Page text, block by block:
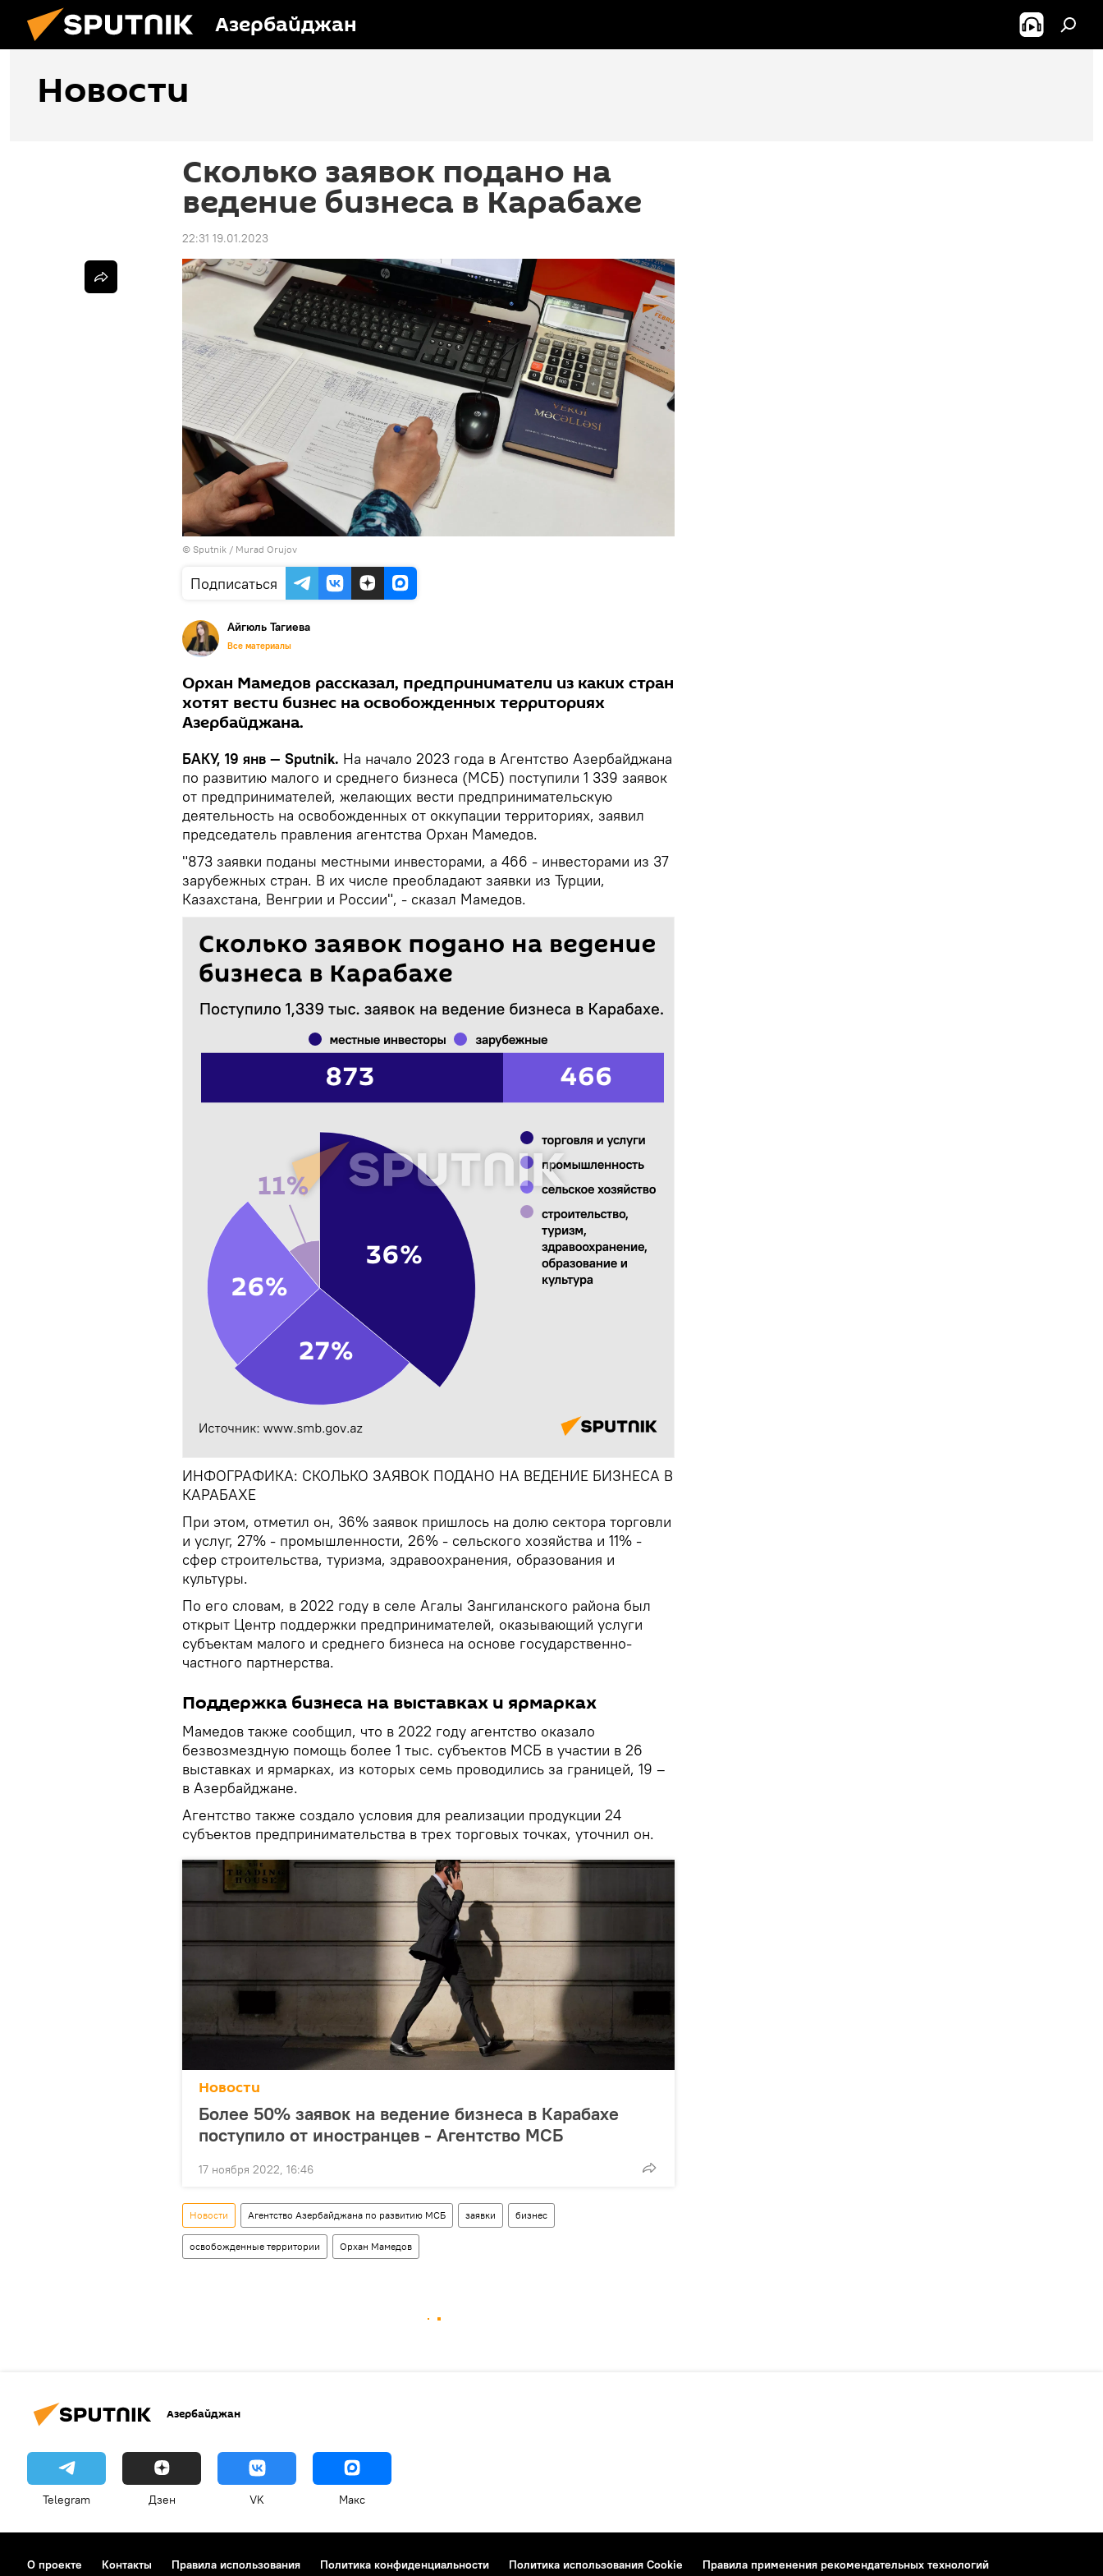
Азербайджан
Новости
Сколько заявок подано на
ведение бизнеса в Карабахе
22:31 19.01.2023
© Sputnik / Murad Orujov
Подписаться
Айгюль Тагиева
Все материалы
Орхан Мамедов рассказал, предприниматели из каких стран
хотят вести бизнес на освобожденных территориях
Азербайджана.
БАКУ, 19 янв — Sputnik. На начало 2023 года в Агентство Азербайджана
по развитию малого и среднего бизнеса (МСБ) поступили 1 339 заявок
от предпринимателей, желающих вести предпринимательскую
деятельность на освобожденных от оккупации территориях, заявил
председатель правления агентства Орхан Мамедов.
"873 заявки поданы местными инвесторами, а 466 - инвесторами из 37
зарубежных стран. В их числе преобладают заявки из Турции,
Казахстана, Венгрии и России", - сказал Мамедов.
ИНФОГРАФИКА: СКОЛЬКО ЗАЯВОК ПОДАНО НА ВЕДЕНИЕ БИЗНЕСА В
КАРАБАХЕ
При этом, отметил он, 36% заявок пришлось на долю сектора торговли
и услуг, 27% - промышленности, 26% - сельского хозяйства и 11% -
сфер строительства, туризма, здравоохранения, образования и
культуры.
По его словам, в 2022 году в селе Агалы Зангиланского района был
открыт Центр поддержки предпринимателей, оказывающий услуги
субъектам малого и среднего бизнеса на основе государственно-
частного партнерства.
Поддержка бизнеса на выставках и ярмарках
Мамедов также сообщил, что в 2022 году агентство оказало
безвозмездную помощь более 1 тыс. субъектов МСБ в участии в 26
выставках и ярмарках, из которых семь проводились за границей, 19 –
в Азербайджане.
Агентство также создало условия для реализации продукции 24
субъектов предпринимательства в трех торговых точках, уточнил он.
Новости
Более 50% заявок на ведение бизнеса в Карабахе
поступило от иностранцев - Агентство МСБ
17 ноября 2022, 16:46
Новости Агентство Азербайджана по развитию МСБ заявки бизнес
освобожденные территории Орхан Мамедов
Азербайджан
Telegram Дзен VK Макс
О проекте Контакты Правила использования Политика конфиденциальности Политика использования Cookie Правила применения рекомендательных технологий